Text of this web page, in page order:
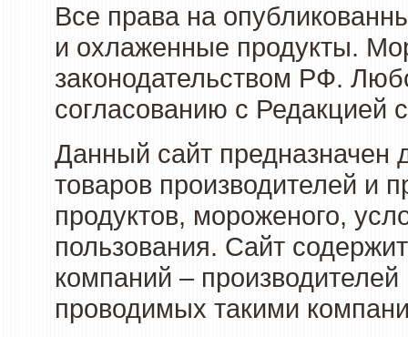
Все права на
и охлаженные продукты.
законодательством РФ.
согласованию с Редакцией
Данный сайт предназначен
товаров производителей и
продуктов, мороженого,
пользования. Сайт
компаний –
проводимых такими